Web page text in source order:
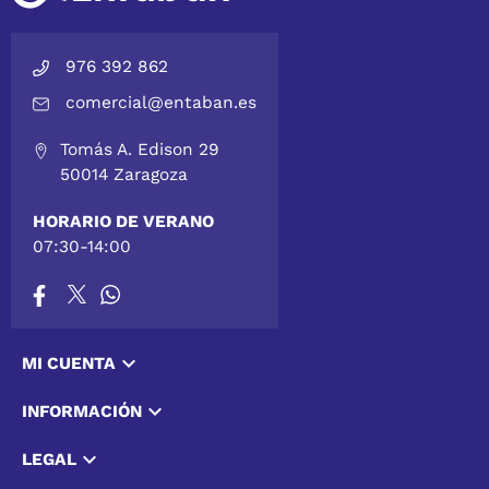
976 392 862
comercial@entaban.es
Tomás A. Edison 29
50014 Zaragoza
HORARIO DE VERANO
07:30-14:00
MI CUENTA 
INFORMACIÓN 
LEGAL 